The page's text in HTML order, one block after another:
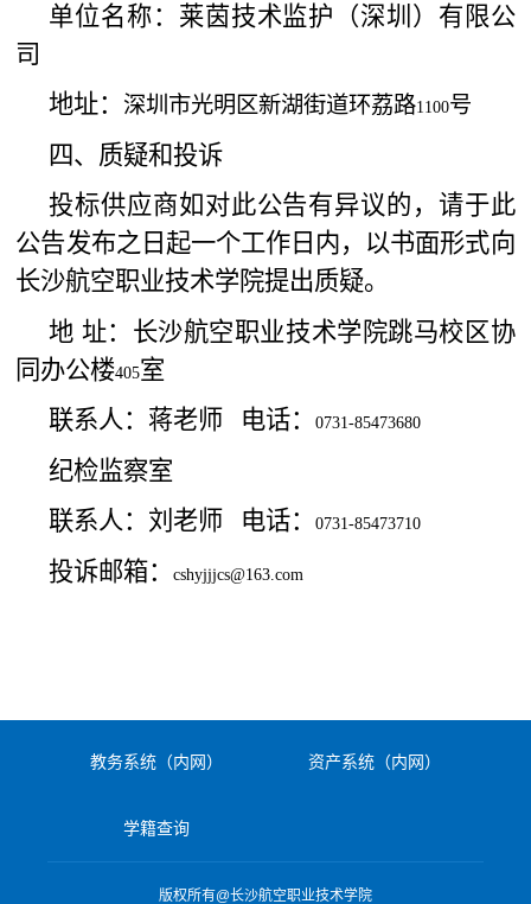
单位名称：莱茵技术监护（深圳）有限公
司
地址： 深圳市光明区新湖街道环荔路1100号
四、质疑和投诉
投标供应商如对此公告有异议的，请于此
公告发布之日起一个工作日内，以书面形式向
长沙航空职业技术学院提出质疑。
地 址：长沙航空职业技术学院跳马校区协
同办公楼405室
联系人：蒋老师
电话：0731-85473680
纪检监察室
联系人：刘老师
电话：0731-85473710
投诉邮箱：cshyjjjcs@163.com
教务系统（内网） 资产系统（内网）
学籍查询
版权所有@长沙航空职业技术学院